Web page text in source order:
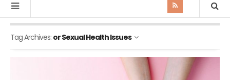
Tag Archives: or Sexual Health Issues